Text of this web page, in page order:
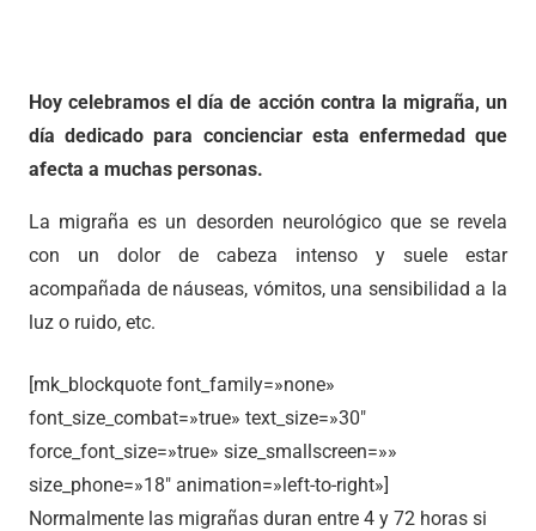
Hoy celebramos el día de acción contra la migraña, un
día dedicado para concienciar esta enfermedad que
afecta a muchas personas.
La migraña es un desorden neurológico que se revela
con un dolor de cabeza intenso y suele estar
acompañada de náuseas, vómitos, una sensibilidad a la
luz o ruido, etc.
[mk_blockquote font_family=»none»
font_size_combat=»true» text_size=»30″
force_font_size=»true» size_smallscreen=»»
size_phone=»18″ animation=»left-to-right»]
Normalmente las migrañas duran entre 4 y 72 horas si